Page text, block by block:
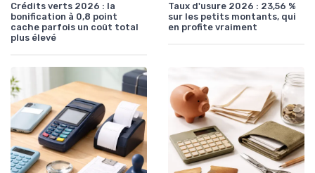
Crédits verts 2026 : la
bonification à 0,8 point
cache parfois un coût total
plus élevé
Taux d'usure 2026 : 23,56 %
sur les petits montants, qui
en profite vraiment